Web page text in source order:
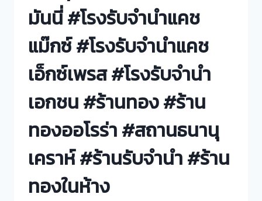
มันนี่ #โรงรับจำนำแคช
แม๊กซ์ #โรงรับจำนำแคช
เอ็กซ์เพรส #โรงรับจำนำ
เอกชน #ร้านทอง #ร้าน
ทองออโรร่า #สถานธนานุ
เคราห์ #ร้านรับจำนำ #ร้าน
ทองในห้าง